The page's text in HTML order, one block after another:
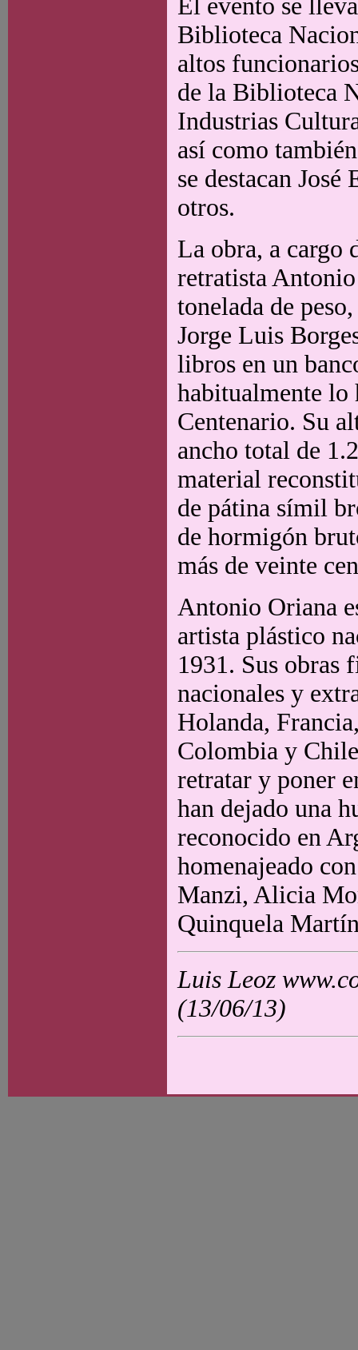
El evento se
Biblioteca
altos
de la Biblioteca
Industrias
así como
se destacan
otros.
La obra, a cargo
retratista
tonelada de
Jorge Luis
libros en un
habitualmente lo
Centenario. Su
ancho total de
material
de pátina símil
de hormigón
más de veinte
Antonio Oriana
artista plástico
1931. Sus obras
nacionales y
Holanda,
Colombia y
retratar y poner
han dejado una
reconocido en
homenajeado
Manzi, Alicia
Quinquela
Luis Leoz
(13/06/13)